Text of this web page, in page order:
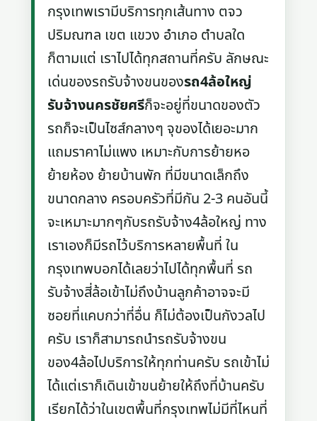
กรุงเทพเรามีบริการทุกเส้นทาง ตจว
ปริมณฑล เขต แขวง อำเภอ ตำบลใด
ก็ตามแต่ เราไปได้ทุกสถานที่ครับ ลักษณะ
เด่นของรถรับจ้างขนของรถ4ล้อใหญ่
รับจ้างนครชัยศรีก็จะอยู่ที่ขนาดของตัว
รถก็จะเป็นไซส์กลางๆ จุของได้เยอะมาก
แถมราคาไม่แพง เหมาะกับการย้ายหอ
ย้ายห้อง ย้ายบ้านพัก ที่มีขนาดเล็กถึง
ขนาดกลาง ครอบครัวที่มีกัน 2-3 คนอันนี้
จะเหมาะมากๆกับรถรับจ้าง4ล้อใหญ่ ทาง
เราเองก็มีรถไว้บริการหลายพื้นที่ ใน
กรุงเทพบอกได้เลยว่าไปได้ทุกพื้นที่ รถ
รับจ้างสี่ล้อเข้าไม่ถึงบ้านลูกค้าอาจจะมี
ซอยที่แคบกว่าที่อื่น ก็ไม่ต้องเป็นกังวลไป
ครับ เราก็สามารถนำรถรับจ้างขน
ของ4ล้อไปบริการให้ทุกท่านครับ รถเข้าไม่
ได้แต่เราก็เดินเข้าขนย้ายให้ถึงที่บ้านครับ
เรียกได้ว่าในเขตพื้นที่กรุงเทพไม่มีที่ไหนที่